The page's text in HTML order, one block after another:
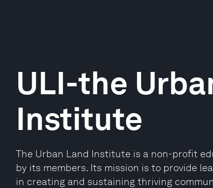
ULI-the
Institute
The Urban Land Institute is a non-profit
by its members. Its mission is to provide
in creating and sustaining thriving